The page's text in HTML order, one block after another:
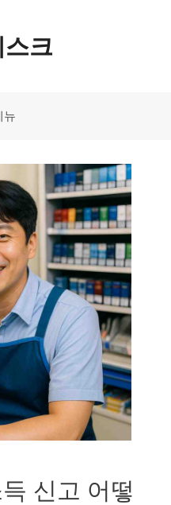
크
뉴
신고 어떻